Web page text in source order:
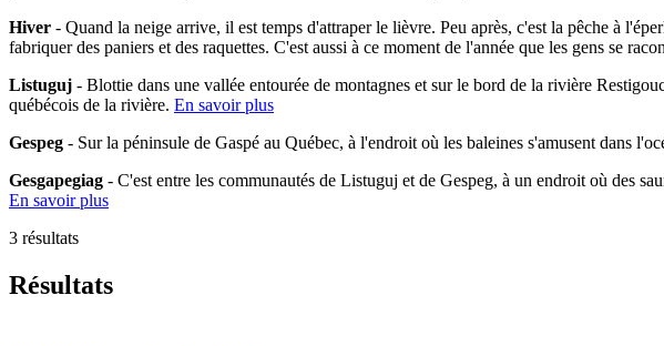
Hiver - Quand la neige arrive, il est temps d'attraper le lièvre. Peu après, c'est la pêche à
fabriquer des paniers et des raquettes. C'est aussi à ce moment de l'année que les gens se
Listuguj - Blottie dans une vallée entourée de montagnes et sur le bord de la rivière
québécois de la rivière. En savoir plus
Gespeg - Sur la péninsule de Gaspé au Québec, à l'endroit où les baleines s'amusent dans
Gesgapegiag - C'est entre les communautés de Listuguj et de Gespeg, à un endroit où des
En savoir plus
3 résultats
Résultats